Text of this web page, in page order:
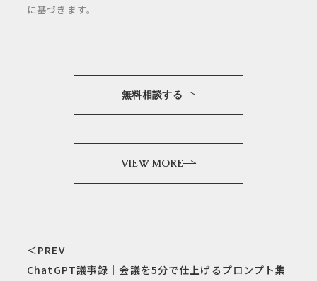
に基づきます。
無料相談する
VIEW MORE
＜PREV
ChatGPT議事録｜会議を5分で仕上げるプロンプト集